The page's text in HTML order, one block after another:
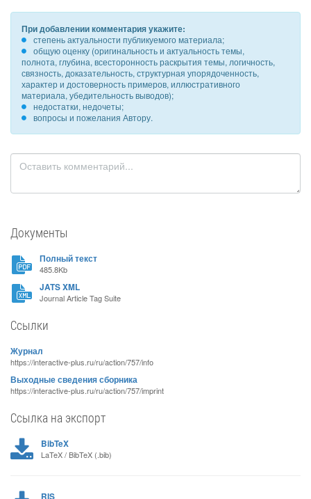
При добавлении комментария укажите:
степень актуальности публикуемого материала;
общую оценку (оригинальность и актуальность темы,
полнота, глубина, всесторонность раскрытия темы, логичность,
связность, доказательность, структурная упорядоченность,
характер и достоверность примеров, иллюстративного
материала, убедительность выводов);
недостатки, недочеты;
вопросы и пожелания Автору.
Документы
Полный текст
485.8Kb
JATS XML
Journal Article Tag Suite
Ссылки
Журнал
https://interactive-plus.ru/ru/action/757/info
Выходные сведения сборника
https://interactive-plus.ru/ru/action/757/imprint
Ссылка на экспорт
BibTeX
LaTeX / BibTeX (.bib)
RIS